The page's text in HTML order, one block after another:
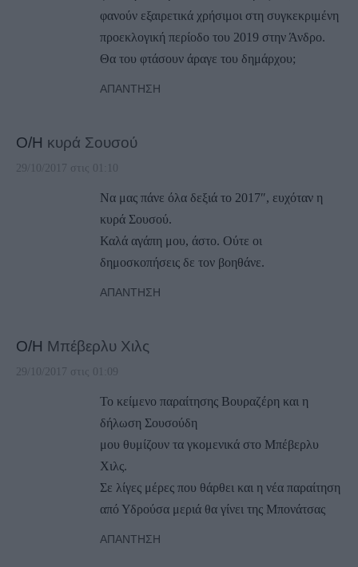
φανούν εξαιρετικά χρήσιμοι στη συγκεκριμένη
προεκλογική περίοδο του 2019 στην Άνδρο.
Θα του φτάσουν άραγε του δημάρχου;
ΑΠΆΝΤΗΣΗ
Ο/Η κυρά Σουσού
29/10/2017 στις 01:10
Να μας πάνε όλα δεξιά το 2017″, ευχόταν η
κυρά Σουσού.
Καλά αγάπη μου, άστο. Ούτε οι
δημοσκοπήσεις δε τον βοηθάνε.
ΑΠΆΝΤΗΣΗ
Ο/Η Μπέβερλυ Χιλς
29/10/2017 στις 01:09
Το κείμενο παραίτησης Βουραζέρη και η
δήλωση Σουσούδη
μου θυμίζουν τα γκομενικά στο Μπέβερλυ
Χιλς.
Σε λίγες μέρες που θάρθει και η νέα παραίτηση
από Υδρούσα μεριά θα γίνει της Μπονάτσας
ΑΠΆΝΤΗΣΗ